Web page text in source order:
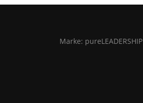
Marke: pureLEADERSHIP